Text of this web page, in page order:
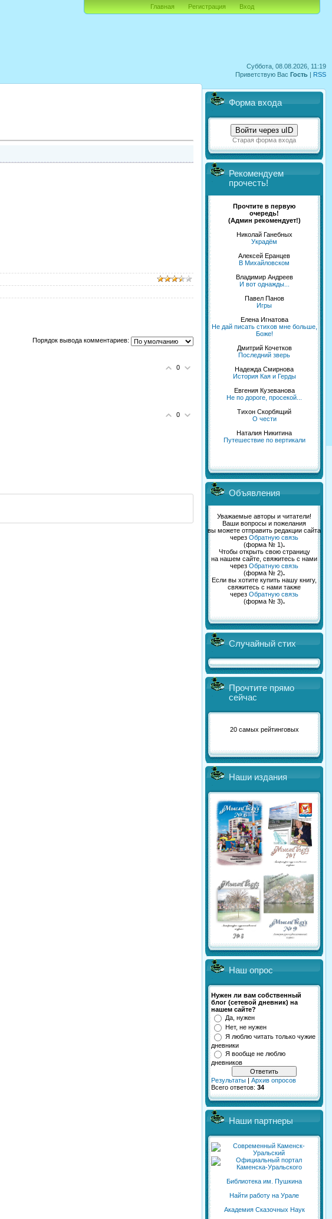
Суббота, 08.08.2026, 11:19
Приветствую Вас Гость | RSS
Главная Регистрация Вход
Порядок вывода комментариев:
0
0
Форма входа
Войти через uID
Старая форма входа
Рекомендуем
прочесть!
Прочтите в первую
очередь!
(Админ рекомендует!)
Николай Ганебных
Украдём
Алексей Еранцев
В Михайловском
Владимир Андреев
И вот однажды...
Павел Панов
Игры
Елена Игнатова
Не дай писать стихов мне больше,
Боже!
Дмитрий Кочетков
Последний зверь
Надежда Смирнова
История Кая и Герды
Евгения Кузеванова
Не по дороге, просекой...
Тихон Скорбящий
О чести
Наталия Никитина
Путешествие по вертикали
Объявления
Уважаемые авторы и читатели!
Ваши вопросы и пожелания
вы можете отправить редакции сайта
через Обратную связь
(форма № 1).
Чтобы открыть свою страницу
на нашем сайте, свяжитесь с нами
через Обратную связь
(форма № 2).
Если вы хотите купить нашу книгу,
свяжитесь с нами также
через Обратную связь
(форма № 3).
Случайный стих
Прочтите прямо
сейчас
20 самых рейтинговых
Наши издания
Наш опрос
Нужен ли вам собственный
блог (сетевой дневник) на
нашем сайте?
Да, нужен
Нет, не нужен
Я люблю читать только чужие
дневники
Я вообще не люблю
дневников
Результаты
Архив опросов
Всего ответов: 34
Наши партнеры
Библиотека им. Пушкина
Найти работу на Урале
Академия Сказочных Наук